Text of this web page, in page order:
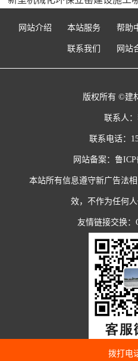
网站介绍 本站服务 帮助
联系我们 网站
版权所有 ©建
联系人
联系电话：
网站备案： 鲁ICP
本站所有信息遵守新广告法
效，不作为任何
友情链接交换：
拨打电